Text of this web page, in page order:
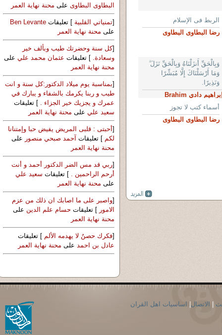
الربط فى الإسلام
رضا البطاوى البطاوى
وَبِالْحَقِّ أَنزَلْنَاهُ وَبِالْحَقِّ نَزَلَ ۗ
وَمَا أَرْسَلْنَاكَ إِلَّا مُبَشِّرًا
وَنَذِيرًا.
إبراهيم دادي Brahim
أسماء كتب لا تجوز
رضا البطاوى البطاوى
البطاوى البطاوى على محنة نهاية العمر
[تمنياتي القلبية ] تعليقات Ben Levante
على محنة نهاية العمر
[كل سنة وحضرتك طيب وبألف خير
وسعادة. ] تعليقات عثمان محمد علي على
محنة نهاية العمر
[بمناسبة يوم ميلاد الدكتور:كل سنة و انت
طيب و ربنا يكرمك بالشفاء و يبارك في
عمرك و يجزيك خير الجزاء . ] تعليقات
سعيد علي على محنة نهاية العمر
[أحبتى : قلبى المريض يفيض حبا وإمتنانا
لكم ] تعليقات آحمد صبحي منصور على
محنة نهاية العمر
[ربي قد مس الضر الدكتور أحمد و أنت
أرحم الراحمين . ] تعليقات سعيد علي
على محنة نهاية العمر
[واصبر على ما اصابك ان ذلك من عزم
الامور ] تعليقات حسام علم الدين على
محنة نهاية العمر
[فكرك حصنٌ لا يهدمه الألم ] تعليقات
عادل بن احمد على محنة نهاية العمر
الاتصال اساسيات اهل القران